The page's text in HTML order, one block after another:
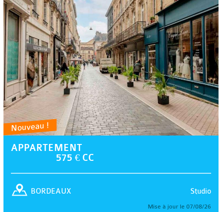
Nouveau !
APPARTEMENT
575 € CC
Studio
BORDEAUX
Mise à jour le 07/08/26